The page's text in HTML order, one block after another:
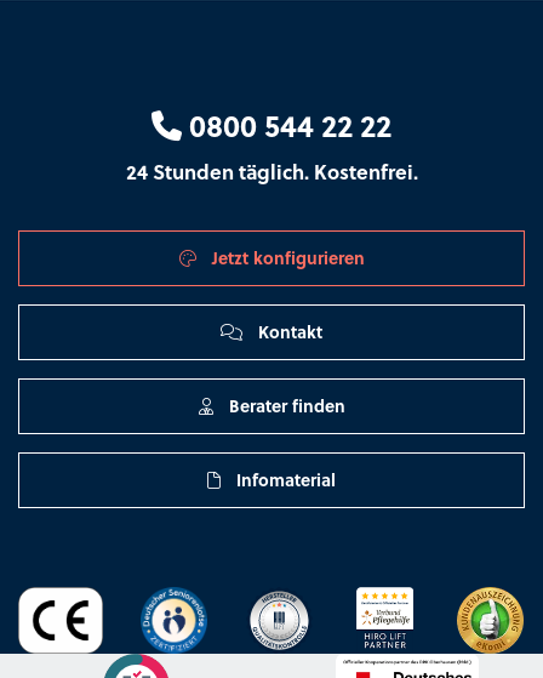
0800 544 22 22
24 Stunden täglich. Kostenfrei.
Jetzt konfigurieren
Kontakt
Berater finden
Infomaterial